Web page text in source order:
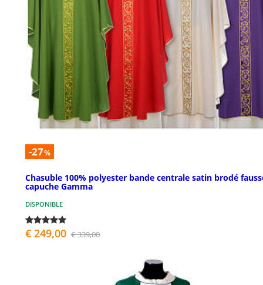
-27%
Chasuble 100% polyester bande centrale satin brodé
capuche Gamma
DISPONIBLE
€ 249,00 € 339,00